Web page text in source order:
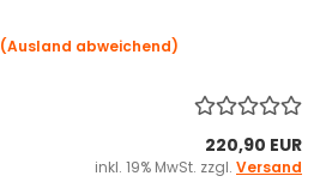
(Ausland abweichend)
220,90 EUR
inkl. 19% MwSt. zzgl. Versand